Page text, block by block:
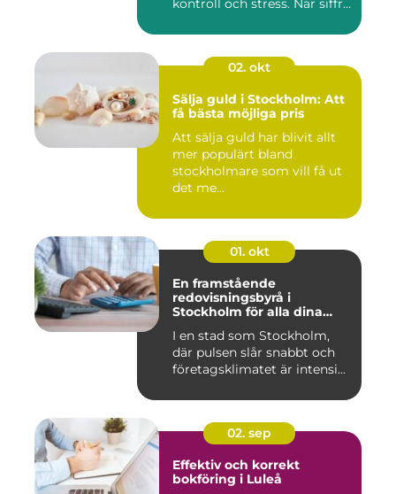
kontroll och stress. När siffr...
02. okt
Sälja guld i Stockholm: Att
få bästa möjliga pris
Att sälja guld har blivit allt
mer populärt bland
stockholmare som vill få ut
det me...
01. okt
En framstående
redovisningsbyrå i
Stockholm för alla dina
I en stad som Stockholm,
där pulsen slår snabbt och
företagsklimatet är intensi...
02. sep
Effektiv och korrekt
bokföring i Luleå